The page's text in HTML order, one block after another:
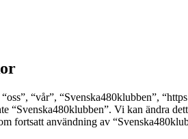
“vår”, “Svenska480klubben”,
“Svenska480klubben”. Vi kan ändra
fortsatt användning av